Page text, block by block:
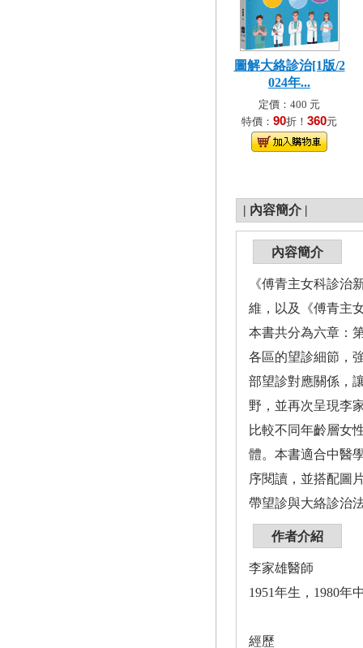
圖解大絡診治[1版/2
024年...
定價：400 元
特價： 90折！ 360元
| 內容簡介 |
內容簡介
《傅青主女科診治
維，以及《傅青主
本書共分為六章：
各區的望診細節，
部望診對應關係，
野，並再次呈現李
比較不同年齡層女
體。本書適合中醫
序閱讀，並搭配圖
帶望診與大絡診治
作者介紹
李家雄醫師
1951年生，1980年
經歷